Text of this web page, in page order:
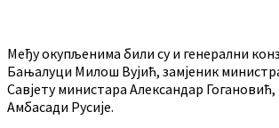
Међу окупљенима били су и генерални
Бањалуци Милош Вујић, замјеник
Савјету министара Александар
Амбасади Русије.